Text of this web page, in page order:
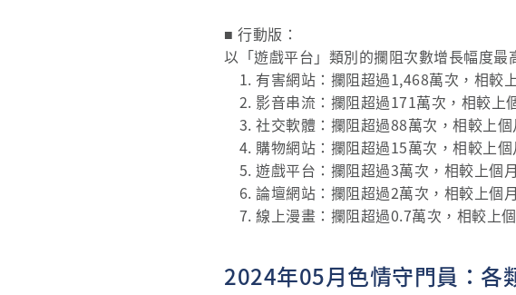
■ 行動版：
以「遊戲平台」類別的攔阻次數增長幅度
1. 有害網站：攔阻超過1,468萬次，相較
2. 影音串流：攔阻超過171萬次，相較上
3. 社交軟體：攔阻超過88萬次，相較上個
4. 購物網站：攔阻超過15萬次，相較上個
5. 遊戲平台：攔阻超過3萬次，相較上個
6. 論壇網站：攔阻超過2萬次，相較上個
7. 線上漫畫：攔阻超過0.7萬次，相較上
2024年05月色情守門員：各